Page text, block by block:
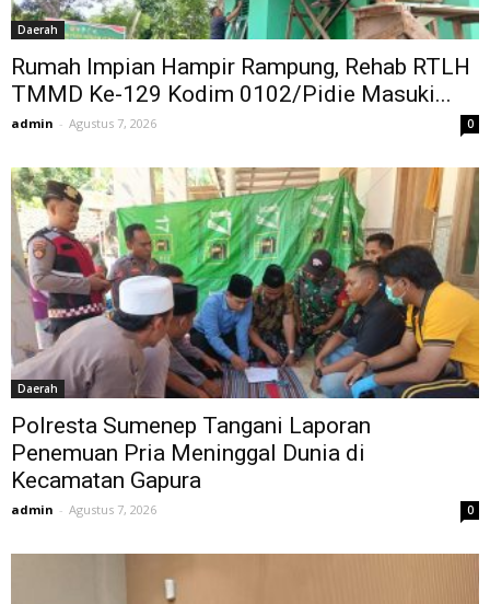
Daerah
Rumah Impian Hampir Rampung, Rehab RTLH
TMMD Ke-129 Kodim 0102/Pidie Masuki...
admin - Agustus 7, 2026 0
Daerah
Polresta Sumenep Tangani Laporan
Penemuan Pria Meninggal Dunia di
Kecamatan Gapura
admin - Agustus 7, 2026 0